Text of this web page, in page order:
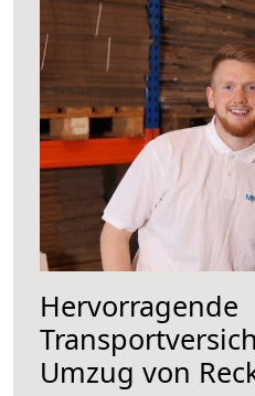
Hervorragende
Umzug von